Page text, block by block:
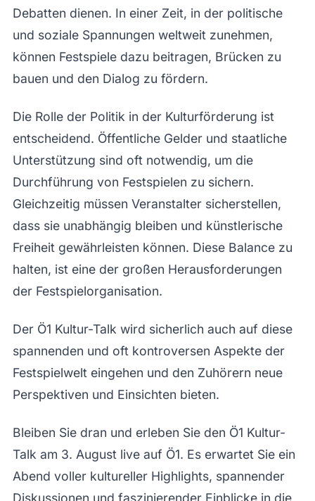
Debatten dienen. In einer Zeit, in der politische
und soziale Spannungen weltweit zunehmen,
können Festspiele dazu beitragen, Brücken zu
bauen und den Dialog zu fördern.
Die Rolle der Politik in der Kulturförderung ist
entscheidend. Öffentliche Gelder und staatliche
Unterstützung sind oft notwendig, um die
Durchführung von Festspielen zu sichern.
Gleichzeitig müssen Veranstalter sicherstellen,
dass sie unabhängig bleiben und künstlerische
Freiheit gewährleisten können. Diese Balance zu
halten, ist eine der großen Herausforderungen
der Festspielorganisation.
Der Ö1 Kultur-Talk wird sicherlich auch auf diese
spannenden und oft kontroversen Aspekte der
Festspielwelt eingehen und den Zuhörern neue
Perspektiven und Einsichten bieten.
Bleiben Sie dran und erleben Sie den Ö1 Kultur-
Talk am 3. August live auf Ö1. Es erwartet Sie ein
Abend voller kultureller Highlights, spannender
Diskussionen und faszinierender Einblicke in die